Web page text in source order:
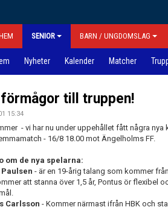
SENIOR BARN / UNGDOMSLAG
Nyheter Kalender Matcher
förmågor till truppen!
15:34
- vi har nu under uppehållet fått några
- 16/8 18.00 mot Ängelholms FF.
om de nya spelarna:
Paulsen - är en 19-årig talang som kommer
att stanna över 1,5 år, Pontus ör flexibel
Carlsson - Kommer närmast ifrån HBK och